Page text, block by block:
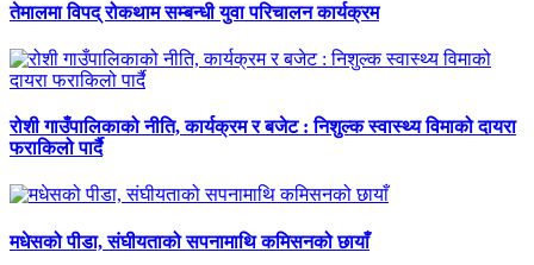
तेमालमा विपद् रोकथाम सम्बन्धी युवा परिचालन कार्यक्रम
रोशी गाउँपालिकाको नीति, कार्यक्रम र बजेट : निशुल्क स्वास्थ्य विमाको दायरा
फराकिलो पार्दै
मधेसको पीडा, संघीयताको सपनामाथि कमिसनको छायाँ